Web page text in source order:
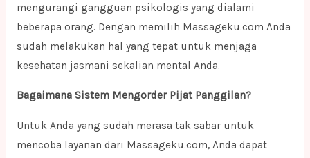
mengurangi gangguan psikologis yang dialami
beberapa orang. Dengan memilih Massageku.com Anda
sudah melakukan hal yang tepat untuk menjaga
kesehatan jasmani sekalian mental Anda.
Bagaimana Sistem Mengorder Pijat Panggilan?
Untuk Anda yang sudah merasa tak sabar untuk
mencoba layanan dari Massageku.com, Anda dapat